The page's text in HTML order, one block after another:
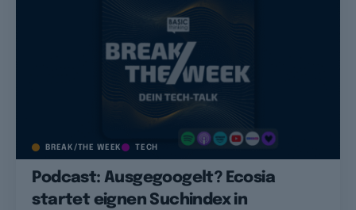
BREAK/THE WEEK TECH
Podcast: Ausgegoogelt? Ecosia
startet eignen Suchindex in